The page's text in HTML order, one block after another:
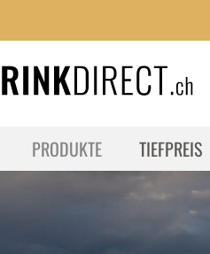
PRODUKTE TIEFPREIS